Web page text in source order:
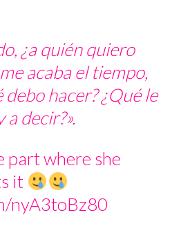
¿a quién quiero
acaba el tiempo,
debo hacer? ¿Qué le
a decir?».
part where she
it
nyA3toBz80